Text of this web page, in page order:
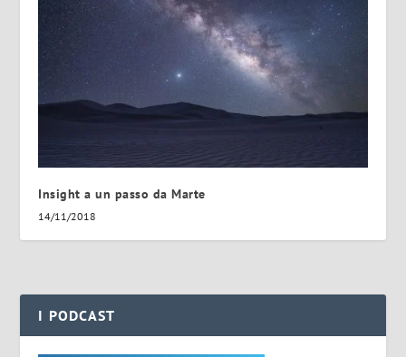
Insight a un passo da Marte
14/11/2018
I PODCAST